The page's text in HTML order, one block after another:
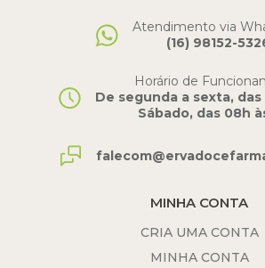
Atendimento via
(16) 98152-
Horário de
De segunda a sexta, das
Sábado, das 08h
MINHA CONTA
CRIA UMA CONTA
MINHA CONTA